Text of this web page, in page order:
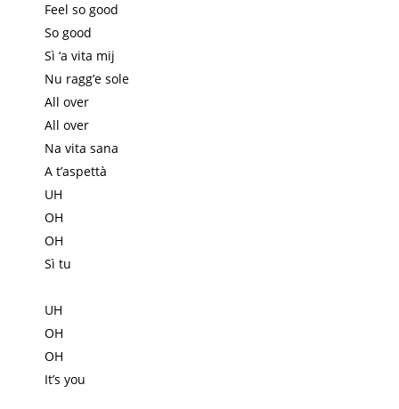
Feel so good
So good
Sì ‘a vita mij
Nu ragg’e sole
All over
All over
Na vita sana
A t’aspettà
UH
OH
OH
Sì tu
UH
OH
OH
It’s you